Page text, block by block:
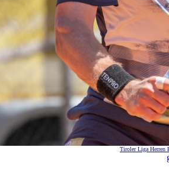
Tiroler Liga Herren